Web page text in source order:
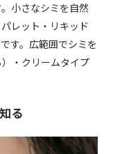
小さなシミを自然
レット・リキッド
す。広範囲でシミを
・クリームタイプ
る